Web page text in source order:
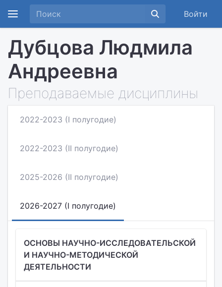
Войти
Дубцова Людмила
Андреевна
Преподаваемые дисциплины
2022-2023 (I полугодие)
2022-2023 (II полугодие)
2025-2026 (II полугодие)
2026-2027 (I полугодие)
ОСНОВЫ НАУЧНО-ИССЛЕДОВАТЕЛЬСКОЙ
И НАУЧНО-МЕТОДИЧЕСКОЙ
ДЕЯТЕЛЬНОСТИ